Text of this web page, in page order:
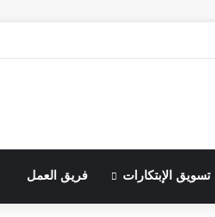
تسويق الإبتكارات فريق العمل